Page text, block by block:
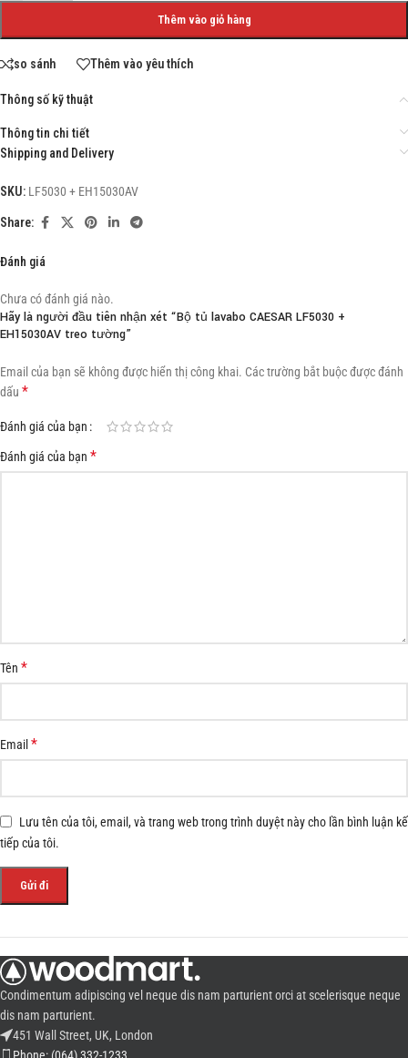
Thêm vào giỏ hàng
so sánh Thêm vào yêu thích
Thông số kỹ thuật
Thông tin chi tiết
Shipping and Delivery
SKU: LF5030 + EH15030AV
Share:
Đánh giá
Chưa có đánh giá nào.
Hãy là người đầu tiên nhận xét “Bộ tủ lavabo CAESAR LF5030 +
EH15030AV treo tường”
Email của bạn sẽ không được hiển thị công khai. Các trường bắt buộc được đánh
dấu *
Đánh giá của bạn
Đánh giá của bạn *
Tên *
Email*
Lưu tên của tôi, email, và trang web trong trình duyệt này cho lần bình luận kế
tiếp của tôi.
Condimentum adipiscing vel neque dis nam parturient orci at scelerisque neque
dis nam parturient.
451 Wall Street, UK, London
Phone: (064) 332-1233